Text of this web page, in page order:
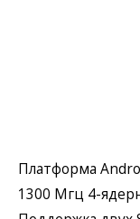
Платформа
1300 Мгц 4-